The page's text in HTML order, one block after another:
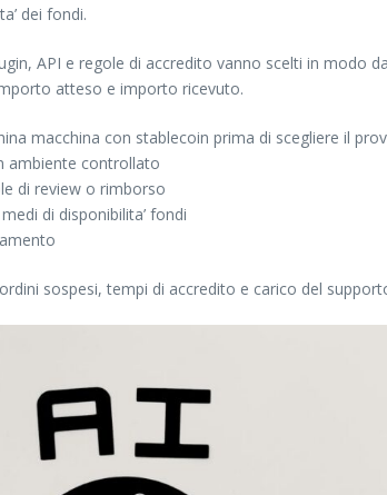
dei fondi.
API e regole di accredito vanno scelti in modo
atteso e importo ricevuto.
macchina con stablecoin prima di scegliere il
ambiente controllato
di review o rimborso
di disponibilita’ fondi
sospesi, tempi di accredito e carico del